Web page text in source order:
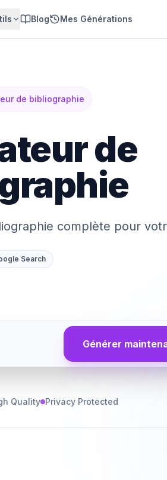
Blog Mes Générations
de bibliographie
de
complète pour
Search
Générer
Quality Privacy Protected